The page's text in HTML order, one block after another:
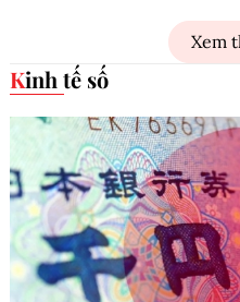
Xem
Kinh tế số